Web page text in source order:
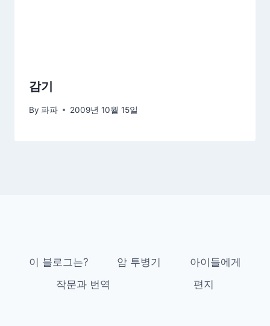
감기
By 파파 2009년 10월 15일
이 블로그는? 암 투병기
아이들에게
작문과 번역
편지